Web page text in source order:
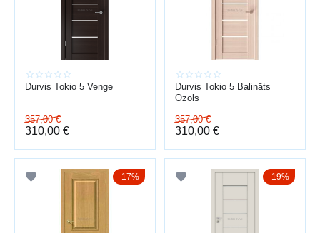
PRIEKŠROCĪBAS
skaņas izolācija
dizains un estētika
plaša izvēle
individuāli risinājumi
Durvis Tokio 5 Venge
357,00 €
310,00 €
Durvis Tokio 5 Balināts
Ozols
357,00 €
310,00 €
17% 19%